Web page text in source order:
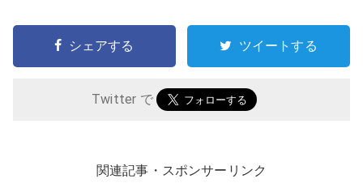
シェアする ツイートする
Twitter で
関連記事・スポンサーリンク